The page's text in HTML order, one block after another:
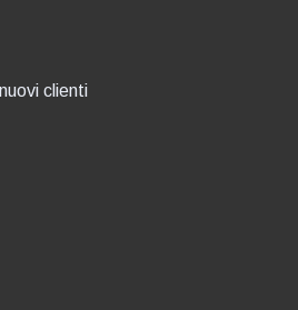
clienti